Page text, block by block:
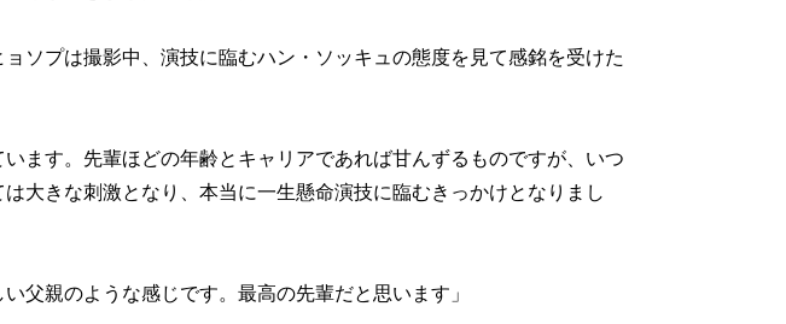
ソプは撮影中、演技に臨むハン・ソッキュの態度を見て感銘を受けた
ます。先輩ほどの年齢とキャリアであれば甘んずるものですが、いつ
大きな刺激となり、本当に一生懸命演技に臨むきっかけとなりまし
父親のような感じです。最高の先輩だと思います」